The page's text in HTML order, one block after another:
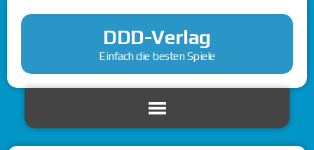
DDD-Verlag
Einfach die besten Spiele